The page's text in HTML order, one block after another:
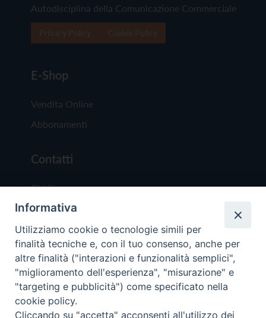
Autodisciplina della Comunicazione Commerciale
E-Shop
Vendita Online
Abbonamenti
Contatti
Chi Siamo
Redazione
Scrivici
Copyright © 2019 - Tutti i diritti riservati - Vita
Informativa
Utilizziamo cookie o tecnologie simili per
finalità tecniche e, con il tuo consenso, anche per
altre finalità ("interazioni e funzionalità semplici",
"miglioramento dell'esperienza", "misurazione" e
"targeting e pubblicità") come specificato nella
cookie policy.
Cliccando su "accetta" acconsenti all'utilizzo dei